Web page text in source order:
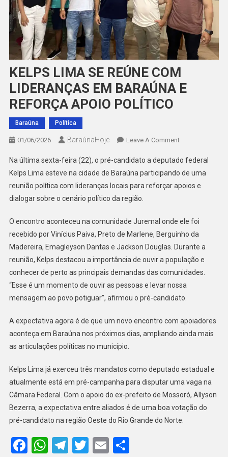
KELPS LIMA SE REÚNE COM
LIDERANÇAS EM BARAÚNA E
REFORÇA APOIO POLÍTICO
Baraúna Política
01/06/2026 BaraúnaHoje Leave A CommentOn
LIMA
SE
REÚNE
EM
BARAÚNA
E
REFORÇA
APOIO
Na última sexta-feira (22), o pré-candidato a deputado federal
Kelps Lima esteve na cidade de Baraúna participando de uma
reunião política com lideranças locais para reforçar apoios e
dialogar sobre o cenário político da região.
O encontro aconteceu na comunidade Juremal onde ele foi
recebido por Vinícius Paiva, Preto de Marlene, Berguinho da
Madereira, Emagleyson Dantas e Jackson Douglas. Durante a
reunião, Kelps destacou a importância de ouvir a população e
conhecer de perto as principais demandas das comunidades.
“Esse é um momento de ouvir as pessoas e levar nossa
mensagem ao povo potiguar”, afirmou o pré-candidato.
A expectativa agora é de que um novo encontro com apoiadores
aconteça em Baraúna nos próximos dias, ampliando ainda mais
as articulações políticas no município.
Kelps Lima já exerceu três mandatos como deputado estadual e
atualmente está em pré-campanha para disputar uma vaga na
Câmara Federal. Com o apoio do ex-prefeito de Mossoró, Allyson
Bezerra, a expectativa entre aliados é de uma boa votação do
pré-candidato na região Oeste do Rio Grande do Norte.
Facebook
WhatsApp
Telegram
Twitter
EmailShare